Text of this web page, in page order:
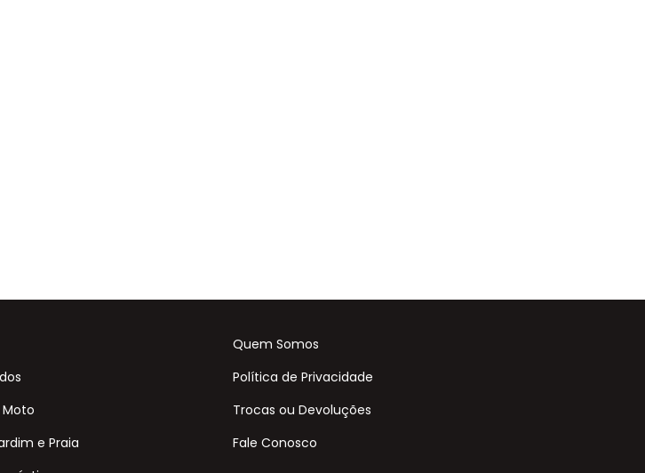
e Praia
Quem Somos
Política de Privacidade
Trocas ou Devoluções
Fale Conosco